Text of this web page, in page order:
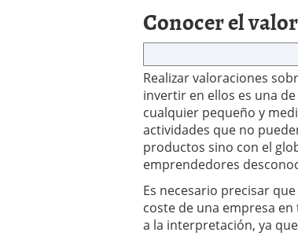
ventajas
reales
para
mayo 29,
2026
Sobres de
septiembre
Cómo
Los CRM:
Reubicación
errores abril
Conocer el
Realizar valoraciones
invertir en ellos es una
cualquier pequeño y
actividades que no
productos sino con el
emprendedores
Es necesario precisar
coste de una empresa
a la interpretación, ya